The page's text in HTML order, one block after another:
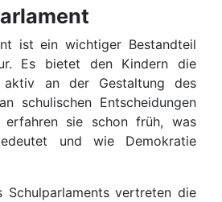
ist ein wichtiger Bestandteil
Es bietet den Kindern die
aktiv an der Gestaltung des
schulischen Entscheidungen
sie schon früh, was
und wie Demokratie
Schulparlaments vertreten die